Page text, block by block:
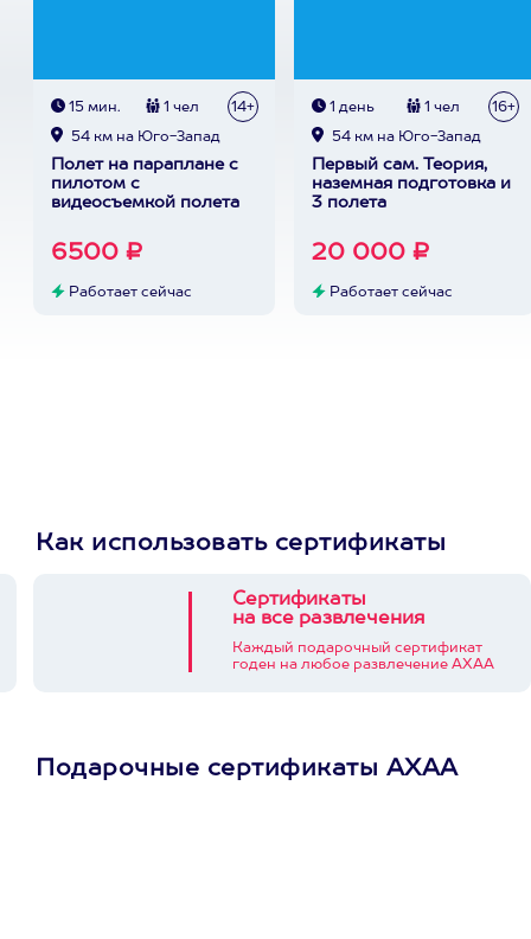
15 мин. 1 чел 14+
54 км на Юго-Запад
Полет на параплане с
пилотом с
видеосъемкой полета
6500 ₽
Работает сейчас
1 день 1 чел 16+
54 км на Юго-Запад
Первый сам. Теория,
наземная подготовка и
3 полета
20 000 ₽
Работает сейчас
Как использовать сертификаты
Сертификаты
на все развлечения
Каждый подарочный сертификат
годен на любое развлечение АХАА
Подарочные сертификаты АХАА